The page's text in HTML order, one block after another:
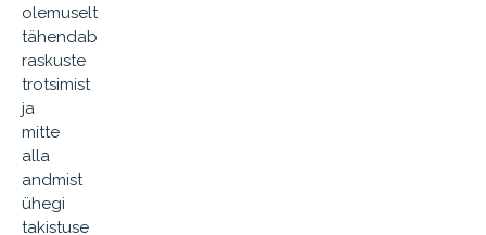
olemuselt
tähendab
raskuste
trotsimist
ja
mitte
alla
andmist
ühegi
takistuse